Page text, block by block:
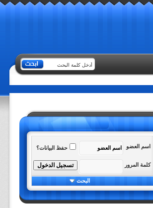
اسم العضو حفظ البيانات؟
كلمة المرور
البحث